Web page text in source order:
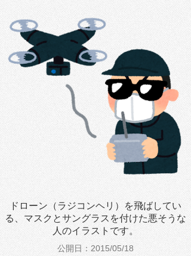
ドローン（ラジコンヘリ）を飛ばしてい
る、マスクとサングラスを付けた悪そうな
人のイラストです。
公開日：2015/05/18